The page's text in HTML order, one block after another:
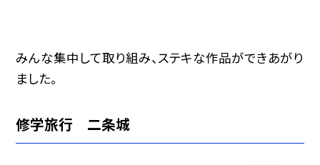
みんな集中して取り組み、ステキな作品ができあがり
ました。
修学旅行 二条城